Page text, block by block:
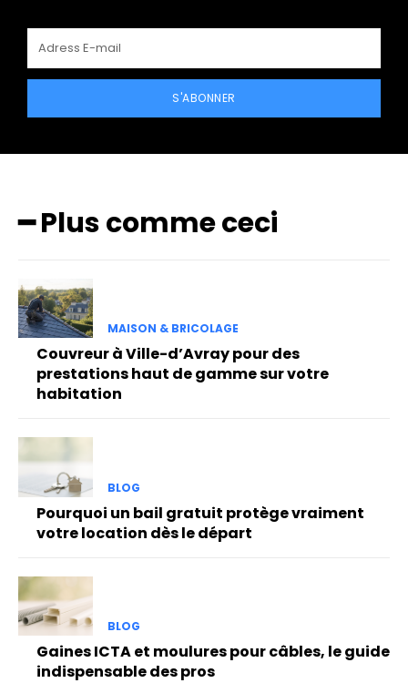
S'ABONNER
━ Plus comme ceci
MAISON & BRICOLAGE
Couvreur à Ville-d’Avray pour des
prestations haut de gamme sur votre
habitation
BLOG
Pourquoi un bail gratuit protège vraiment
votre location dès le départ
BLOG
Gaines ICTA et moulures pour câbles, le guide
indispensable des pros